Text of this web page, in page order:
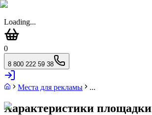
Loading...
0
8 800 222 59 38
Места для рекламы ...
Характеристики площадки